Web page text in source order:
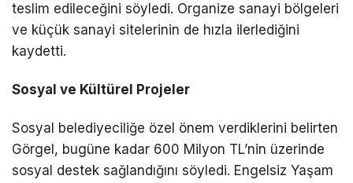
teslim edileceğini söyledi. Organize sanayi bölgeleri
ve küçük sanayi sitelerinin de hızla ilerlediğini
kaydetti.
Sosyal ve Kültürel Projeler
Sosyal belediyeciliğe özel önem verdiklerini belirten
Görgel, bugüne kadar 600 Milyon TL’nin üzerinde
sosyal destek sağlandığını söyledi. Engelsiz Yaşam